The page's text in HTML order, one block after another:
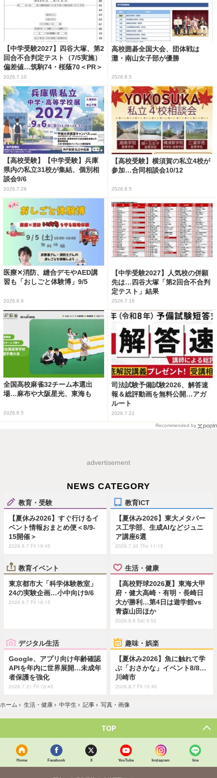
【中学受験2027】四谷大塚、第2
回合不合判定テスト（7/5実施）
偏差値…筑駒74・桜蔭70＜PR＞
2026.7.10
高校囲碁全国大会、団体戦は
灘・南山女子部が優勝
2026.8.5
【高校受験】【中学受験】兵庫
県内の私立31校が集結、個別相
談会9/6
2026.7.28
【高校受験】横須賀の私立4校が
参加…合同相談会10/12
2026.8.5
医療✕消防、縫合デモやAED講
習も「おしごと体験博」9/5
2026.8.6
【中学受験2027】人気校の併願
先は…四谷大塚「第2回合不合判
定テスト」結果
2026.7.16
全国高校麻雀32チーム本選出
場…麻布や大阪星光、東海も
2026.8.5
司法試験予備試験2026、解答速
報＆総評動画を無料公開…アガ
ルート
2026.7.21
Recommended by
advertisement
NEWS CATEGORY
教育・受験
【夏休み2026】すぐ行けるイ
ベント情報おまとめ便＜8/9-
15開催＞
2026.8.7 Fri 19:45
教育ICT
【夏休み2026】東大メタバー
ス工学部、生成AIなどジュニ
ア講座6選
2026.7.30 Thu 11:15
教育イベント
東京都市大「科学体験教室」
24の実験企画…小中向け9/6
2026.8.7 Fri 18:15
生活・健康
【高校野球2026夏】東海大甲
府・健大高崎・有明・長崎日
大が勝利…第4日は遊学館vs
青森山田ほか
2026.8.8 Sat 9:52
デジタル生活
Google、アプリ向け年齢確認
APIを年内に世界展開…未成年
者保護を強化
2026.7.31 Fri 13:45
趣味・娯楽
【夏休み2026】魚に触れて学
ぶ「おさかな」イベント8/8…
川崎市
2026.8.7 Fri 10:45
ホーム › 生活・健康 › 中学生 › 記事 › 写真・画像
TOP
Home Facebook X YouTube Instagram line